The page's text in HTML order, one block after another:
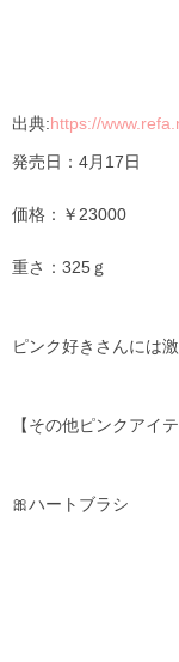
出典:https://
発売日：4月17日
価格：￥23000
重さ：325ｇ
ピンク好きさんには
【その他ピンクアイテ
🎀ハートブラシ